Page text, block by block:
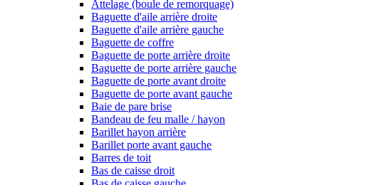
Attelage (boule de remorquage)
Baguette d'aile arrière droite
Baguette d'aile arrière gauche
Baguette de coffre
Baguette de porte arrière droite
Baguette de porte arrière gauche
Baguette de porte avant droite
Baguette de porte avant gauche
Baie de pare brise
Bandeau de feu malle / hayon
Barillet hayon arrière
Barillet porte avant gauche
Barres de toit
Bas de caisse droit